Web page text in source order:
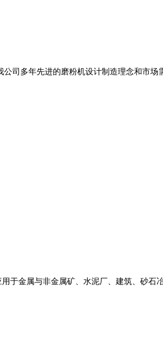
司多年先进的磨粉机设计制造理念和市场
于金属与非金属矿、水泥厂、建筑、砂石